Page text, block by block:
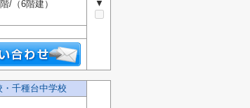
▼
/（6階建）
・千種台中学校